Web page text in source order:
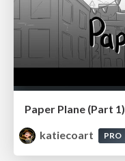
Paper Plane (Part 1)
katiecoart
PRO